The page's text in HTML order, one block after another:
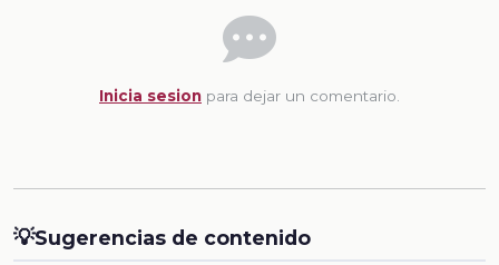
Inicia sesion para dejar un comentario.
💡Sugerencias de contenido